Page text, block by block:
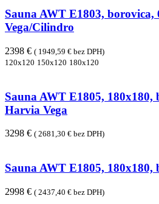
Sauna AWT E1803,
Vega/Cilindro
2398 € ( 1949,59 € bez DPH)
120x120 150x120 180x120
Sauna AWT E1805, 180x180,
Harvia Vega
3298 € ( 2681,30 € bez DPH)
Sauna AWT E1805, 180x180,
2998 € ( 2437,40 € bez DPH)